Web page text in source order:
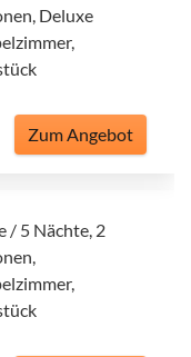
Deluxe
Zum Angebot
/ 5 Nächte, 2